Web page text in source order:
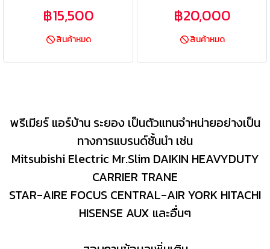
฿15,500
สินค้าหมด
฿20,000
สินค้าหมด
พรีเมียร์ แอร์บ้าน ระยอง เป็นตัวแทนจำหน่ายอย่างเป็น
ทางการแบรนด์ชั้นนำ เช่น
Mitsubishi Electric Mr.Slim DAIKIN HEAVYDUTY
CARRIER TRANE
STAR-AIRE FOCUS CENTRAL-AIR YORK HITACHI
HISENSE AUX และอื่นๆ